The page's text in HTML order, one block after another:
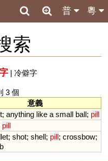
粵
普
索
| 冷僻字
3 個
意義
; anything like a small ball; pill
pill
; shot; shell; pill; crossbow;